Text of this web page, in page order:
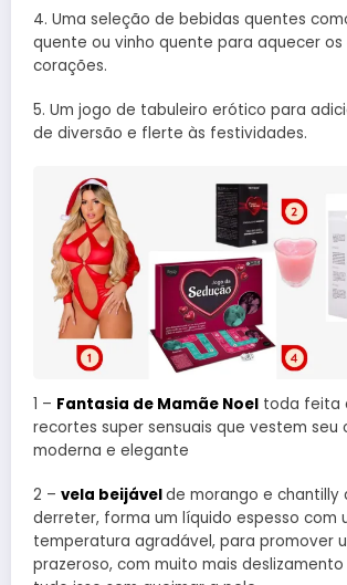
4. Uma seleção de bebidas quentes
quente ou vinho quente para aquecer os
corações.
5. Um jogo de tabuleiro erótico para
de diversão e flerte às festividades.
1 – Fantasia de Mamãe Noel toda feita
recortes super sensuais que vestem seu
moderna e elegante
2 – vela beijávelde morango e chantilly
derreter, forma um líquido espesso com
temperatura agradável, para promover
prazeroso, com muito mais